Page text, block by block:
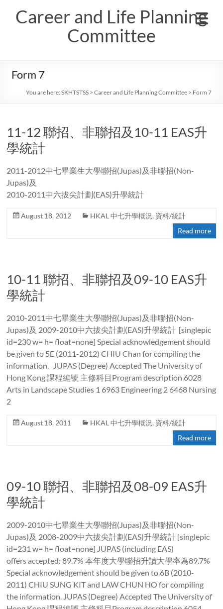
contentCareer and Life Planning
Committee
Form 7
You are here:SKHTSTSS >Career and Life Planning Committee > Form 7
11-12 聯招、非聯招及10-11 EAS升
學統計
2011-2012中七畢業生大學聯招(Jupas)及非聯招(Non-
Jupas)及
2010-2011中六拔尖計劃(EAS)升學統計
August 18, 2012 HKAL 中七升學概況, 資料/統計
Read more
10-11 聯招、非聯招及09-10 EAS升
學統計
2010-2011中七畢業生大學聯招(Jupas)及非聯招(Non-
Jupas)及 2009-2010中六拔尖計劃(EAS)升學統計 [singlepic
id=230 w= h= float=none] Special acknowledgement should
be given to 5E (2011-2012) CHIU Chan for compiling the
information. JUPAS (Degree) Accepted The University of
Hong Kong 課程編號 主修科目Program description 6028
Arts in Landscape Studies 1 6963 Engineering 2 6468 Nursing
2
August 18, 2011 HKAL 中七升學概況, 資料/統計
Read more
09-10 聯招、非聯招及08-09 EAS升
學統計
2009-2010中七畢業生大學聯招(Jupas)及非聯招(Non-
Jupas)及 2008-2009中六拔尖計劃(EAS)升學統計 [singlepic
id=231 w= h= float=none] JUPAS (including EAS)
offers accepted: 89.7% 本年度大學聯招升讀大學率為89.7%
Special acknowledgement should be given to 6B (2010-
2011) CHIU SUNG KIT and LAW CHUN HO for compiling
the information. JUPAS (Degree) Accepted The University of